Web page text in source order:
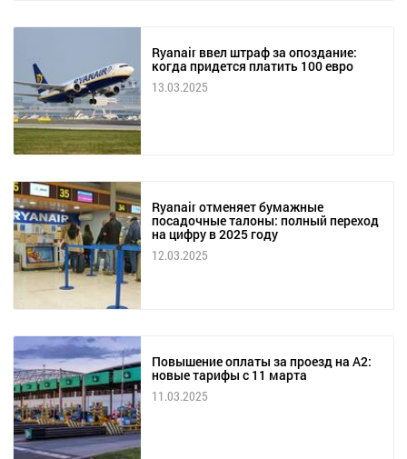
Ryanair ввел штраф за опоздание:
когда придется платить 100 евро
13.03.2025
Ryanair отменяет бумажные
посадочные талоны: полный переход
на цифру в 2025 году
12.03.2025
Повышение оплаты за проезд на А2:
новые тарифы с 11 марта
11.03.2025